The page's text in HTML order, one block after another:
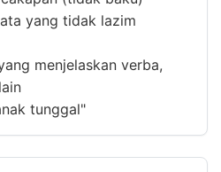
yang tidak lazim
menjelaskan verba,
tunggal"